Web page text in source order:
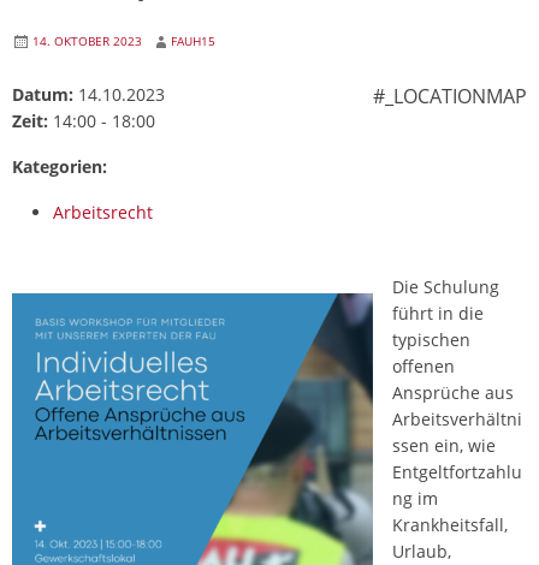
14. OKTOBER 2023 FAUH15
#_LOCATIONMAP
Datum: 14.10.2023
Zeit: 14:00 - 18:00
Kategorien:
Arbeitsrecht
Die Schulung
führt in die
typischen
offenen
Ansprüche aus
Arbeitsverhältni
ssen ein, wie
Entgeltfortzahlu
ng im
Krankheitsfall,
Urlaub,